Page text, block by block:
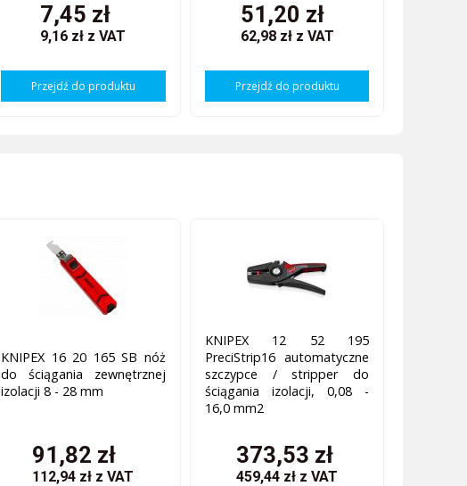
7,45 zł
9,16 zł z VAT
Przejdź do produktu
51,20 zł
62,98 zł z VAT
Przejdź do produktu
KNIPEX 16 20 165 SB nóż
do ściągania zewnętrznej
izolacji 8 - 28 mm
91,82 zł
112,94 zł z VAT
KNIPEX 12 52 195
PreciStrip16 automatyczne
szczypce / stripper do
ściągania izolacji, 0,08 -
16,0 mm2
373,53 zł
459,44 zł z VAT